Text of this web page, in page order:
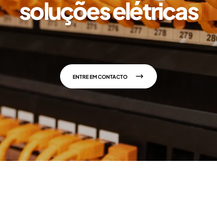
soluções elétricas
ENTRE EM CONTACTO